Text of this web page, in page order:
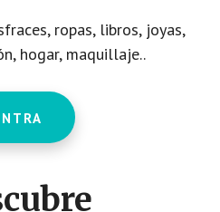
ropas, libros, joyas,
hogar, maquillaje..